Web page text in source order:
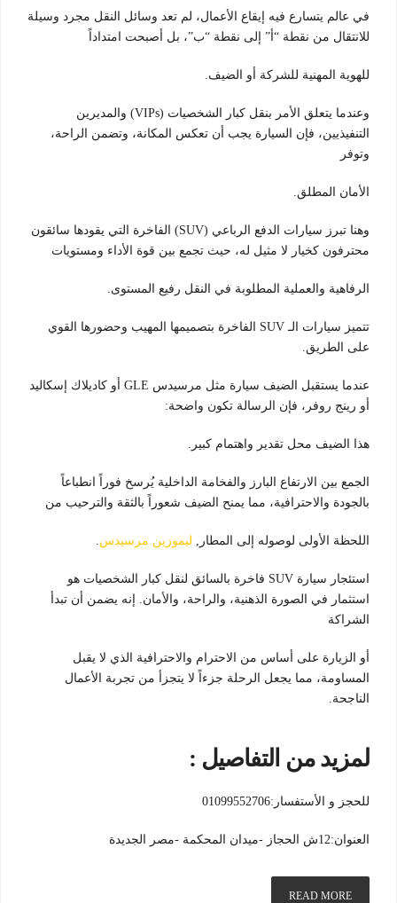
في عالم يتسارع فيه إيقاع الأعمال، لم تعد وسائل النقل مجرد وسيلة
للانتقال من نقطة “أ” إلى نقطة “ب”، بل أصبحت امتداداً
للهوية المهنية للشركة أو الضيف.
وعندما يتعلق الأمر بنقل كبار الشخصيات (VIPs) والمديرين
التنفيذيين، فإن السيارة يجب أن تعكس المكانة، وتضمن الراحة،
وتوفر
الأمان المطلق.
وهنا تبرز سيارات الدفع الرباعي (SUV) الفاخرة التي يقودها سائقون
محترفون كخيار لا مثيل له، حيث تجمع بين قوة الأداء ومستويات
الرفاهية والعملية المطلوبة في النقل رفيع المستوى.
تتميز سيارات الـ SUV الفاخرة بتصميمها المهيب وحضورها القوي
على الطريق.
عندما يستقبل الضيف سيارة مثل مرسيدس GLE أو كاديلاك إسكاليد
أو رينج روفر، فإن الرسالة تكون واضحة:
هذا الضيف محل تقدير واهتمام كبير.
الجمع بين الارتفاع البارز والفخامة الداخلية يُرسخ فوراً انطباعاً
بالجودة والاحترافية، مما يمنح الضيف شعوراً بالثقة والترحيب من
اللحظة الأولى لوصوله إلى المطار, ليموزين مرسيدس.
استئجار سيارة SUV فاخرة بالسائق لنقل كبار الشخصيات هو
استثمار في الصورة الذهنية، والراحة، والأمان. إنه يضمن أن تبدأ
الشراكة
أو الزيارة على أساس من الاحترام والاحترافية الذي لا يقبل
المساومة، مما يجعل الرحلة جزءاً لا يتجزأ من تجربة الأعمال
الناجحة.
لمزيد من التفاصيل :
للحجز و الأستفسار:01099552706
العنوان:12ش الحجاز -ميدان المحكمة -مصر الجديدة
READ MORE